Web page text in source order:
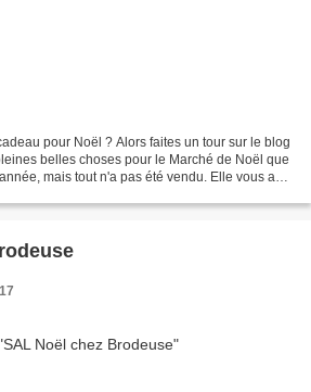
pour Noël ? Alors faites un tour sur le blog
belles choses pour le Marché de Noël que
mais tout n'a pas été vendu. Elle vous a